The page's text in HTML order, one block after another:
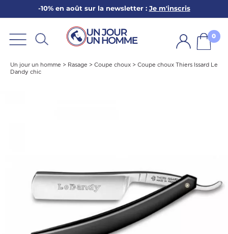
-10% en août sur la newsletter : Je m'inscris
0
Un jour un homme > Rasage > Coupe choux > Coupe choux Thiers Issard Le
Dandy chic